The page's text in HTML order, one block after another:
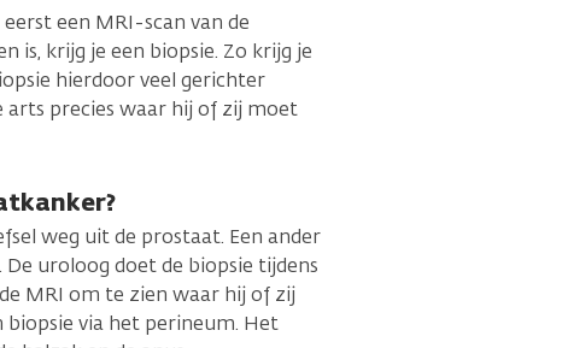
een MRI-scan van de
is, krijg je een biopsie. Zo krijg je
hierdoor veel gerichter
arts precies waar hij of zij moet
weg uit de prostaat. Een ander
uroloog doet de biopsie tijdens
MRI om te zien waar hij of zij
via het perineum. Het